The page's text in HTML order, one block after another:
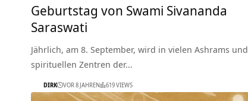
Geburtstag von Swami Sivananda
Saraswati
Jährlich, am 8. September, wird in vielen Ashrams und
spirituellen Zentren der…
DIRK VOR 8 JAHREN 619 VIEWS